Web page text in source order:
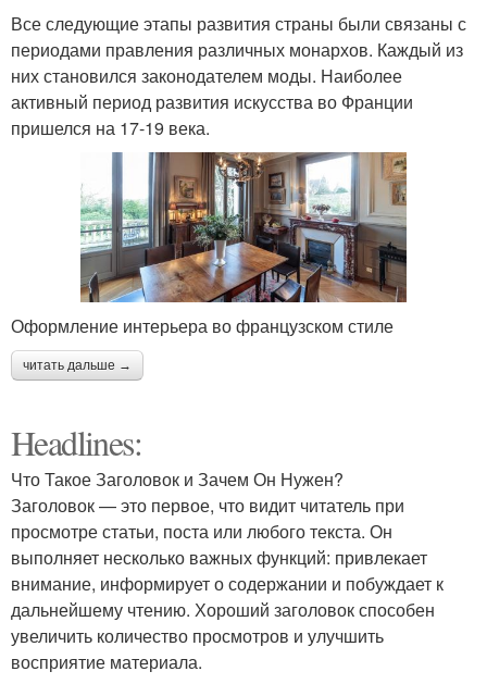
Все следующие этапы развития страны были связаны с
периодами правления различных монархов. Каждый из
них становился законодателем моды. Наиболее
активный период развития искусства во Франции
пришелся на 17-19 века.
Оформление интерьера во французском стиле
читать дальше →
Headlines:
Что Такое Заголовок и Зачем Он Нужен?
Заголовок — это первое, что видит читатель при
просмотре статьи, поста или любого текста. Он
выполняет несколько важных функций: привлекает
внимание, информирует о содержании и побуждает к
дальнейшему чтению. Хороший заголовок способен
увеличить количество просмотров и улучшить
восприятие материала.